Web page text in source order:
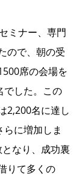
ミナー、専門
ので、朝の受
席の会場を
でした。この
2,200名に達し
に増加しま
なり、成功裏
りて多くの